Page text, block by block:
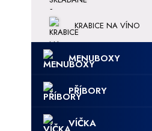
KRABICE NA VÍNO
MENUBOXY
PŘÍBORY
VÍČKA